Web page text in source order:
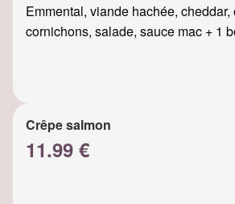
Emmental, viande hachée,
cornichons, salade, sauce mac + 1
Crêpe salmon
11.99 €